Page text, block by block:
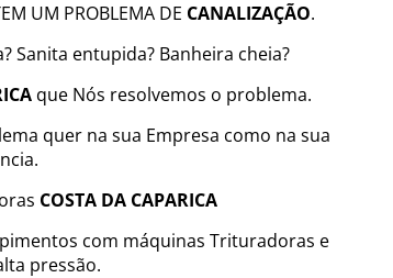
UM PROBLEMA DE CANALIZAÇÃO.
Sanita entupida? Banheira cheia?
que Nós resolvemos o problema.
quer na sua Empresa como na sua
COSTA DA CAPARICA
com máquinas Trituradoras e
pressão.